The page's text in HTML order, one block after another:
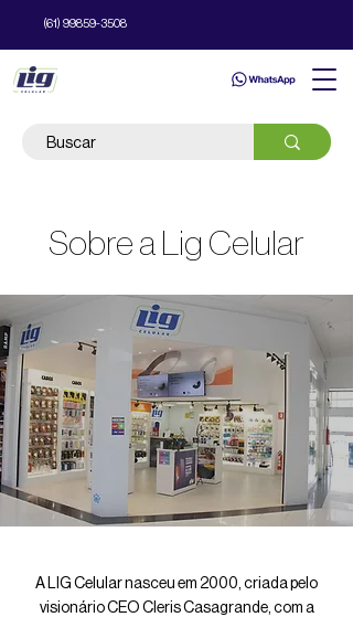
(61) 99859-3508
Sobre a Lig Celular
A LIG Celular nasceu em 2000, criada pelo
visionário CEO Cleris Casagrande, com a